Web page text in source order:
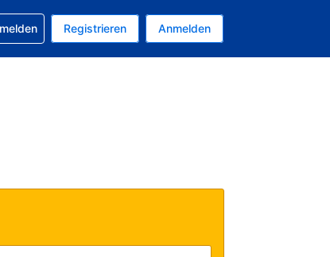
Währung ist EURSprache ist Deutsch
erhaltenRegistrieren Anmelden